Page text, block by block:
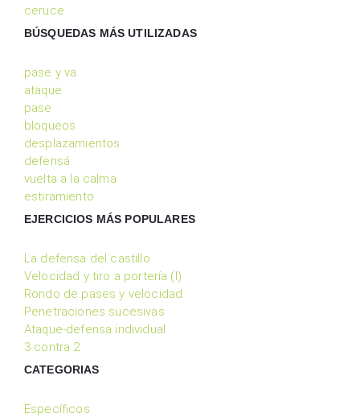
ceruce
BÚSQUEDAS MÁS UTILIZADAS
pase y va
ataque
pase
bloqueos
desplazamientos
defensá
vuelta a la calma
estiramiento
EJERCICIOS MÁS POPULARES
La defensa del castillo
Velocidad y tiro a portería (I)
Rondo de pases y velocidad
Penetraciones sucesivas
Ataque-defensa individual
3 contra 2
CATEGORIAS
Específicos